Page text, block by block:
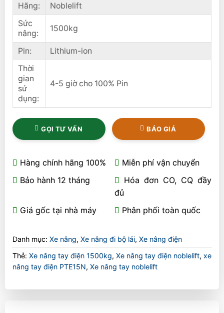
Hãng:
Noblelift
Sức
nâng:
1500kg
Pin:
Lithium-ion
Thời
gian
sử
dụng:
4-5 giờ cho 100% Pin
GỌI TƯ VẤN BÁO GIÁ
Hàng chính hãng 100%
Miễn phí vận chuyển
Bảo hành 12 tháng
Hóa đơn CO, CQ đầy
đủ
Giá gốc tại nhà máy
Phân phối toàn quốc
Danh mục: Xe nâng, Xe nâng đi bộ lái, Xe nâng điện
Thẻ: Xe nâng tay điện 1500kg, Xe nâng tay điện noblelift, xe
nâng tay điện PTE15N, Xe nâng tay noblelift